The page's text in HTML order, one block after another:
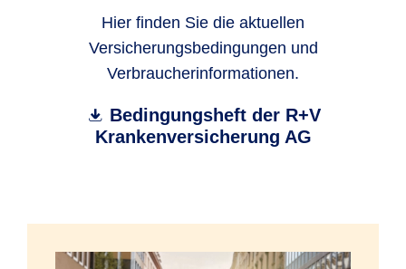
Hier finden Sie die aktuellen
Versicherungsbedingungen und
Verbraucherinformationen.
Bedingungsheft der R+V
Krankenversicherung AG